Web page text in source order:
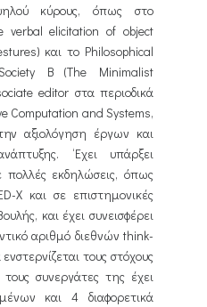
κύρους, όπως στο
verbal elicitation of object
και το Philosophical
B (The Minimalist
editor στα περιοδικά
Computation and Systems,
αξιολόγηση έργων και
‘Εχει υπάρξει
πολλές εκδηλώσεις, όπως
X και σε επιστημονικές
και έχει συνεισφέρει
αριθμό διεθνών think-
τους στόχους
συνεργάτες της έχει
και 4 διαφορετικά